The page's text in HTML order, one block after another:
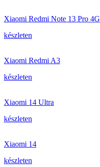
Xiaomi Redmi Note 13 Pro 4G
készleten
Xiaomi Redmi A3
készleten
Xiaomi 14 Ultra
készleten
Xiaomi 14
készleten